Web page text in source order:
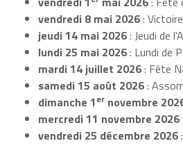
vendredi 8 mai 2026:
jeudi 14 mai 2026: Jeudi de
lundi 25 mai 2026: Lundi de
mardi 14 juillet 2026: Fête
samedi 15 août 2026:
dimanche 1er novembre
mercredi 11 novembre 2026
vendredi 25 décembre 2026